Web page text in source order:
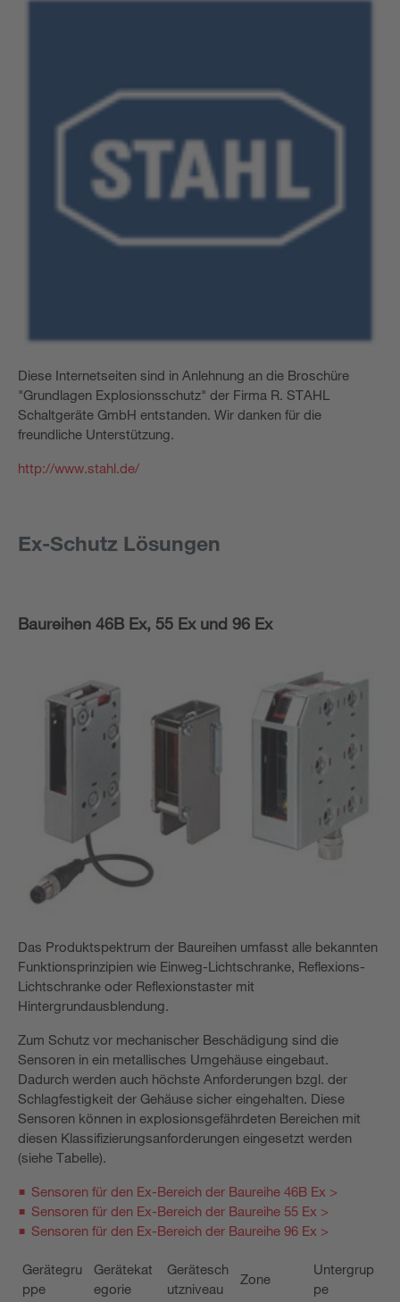
Diese Internetseiten sind in Anlehnung an die Broschüre
"Grundlagen Explosionsschutz" der Firma R. STAHL
Schaltgeräte GmbH entstanden. Wir danken für die
freundliche Unterstützung.
http://www.stahl.de/
Ex-Schutz Lösungen
Baureihen 46B Ex, 55 Ex und 96 Ex
Das Produktspektrum der Baureihen umfasst alle bekannten
Funktionsprinzipien wie Einweg-Lichtschranke, Reflexions-
Lichtschranke oder Reflexionstaster mit
Hintergrundausblendung.
Zum Schutz vor mechanischer Beschädigung sind die
Sensoren in ein metallisches Umgehäuse eingebaut.
Dadurch werden auch höchste Anforderungen bzgl. der
Schlagfestigkeit der Gehäuse sicher eingehalten. Diese
Sensoren können in explosionsgefährdeten Bereichen mit
diesen Klassifizierungsanforderungen eingesetzt werden
(siehe Tabelle).
Sensoren für den Ex-Bereich der Baureihe 46B Ex >
Sensoren für den Ex-Bereich der Baureihe 55 Ex >
Sensoren für den Ex-Bereich der Baureihe 96 Ex >
Gerätegru
ppe
Gerätekat
egorie
Gerätesch
utzniveau
Zone
Untergrup
pe